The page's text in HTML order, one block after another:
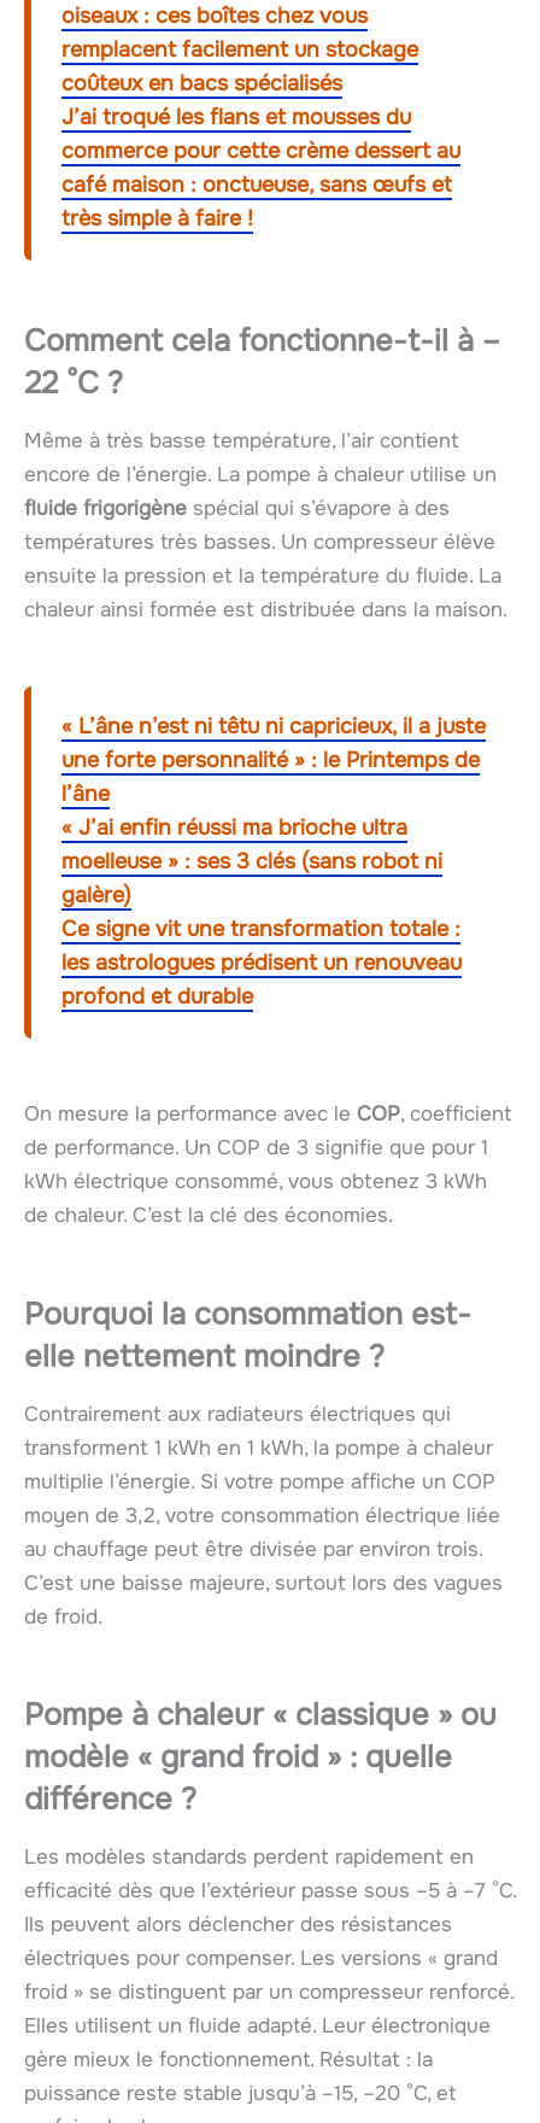
oiseaux : ces boîtes chez vous
remplacent facilement un stockage
coûteux en bacs spécialisés
J’ai troqué les flans et mousses du
commerce pour cette crème dessert au
café maison : onctueuse, sans œufs et
très simple à faire !
Comment cela fonctionne-t-il à –
22 °C ?
Même à très basse température, l’air contient
encore de l’énergie. La pompe à chaleur utilise un
fluide frigorigène spécial qui s’évapore à des
températures très basses. Un compresseur élève
ensuite la pression et la température du fluide. La
chaleur ainsi formée est distribuée dans la maison.
« L’âne n’est ni têtu ni capricieux, il a juste
une forte personnalité » : le Printemps de
l’âne
« J’ai enfin réussi ma brioche ultra
moelleuse » : ses 3 clés (sans robot ni
galère)
Ce signe vit une transformation totale :
les astrologues prédisent un renouveau
profond et durable
On mesure la performance avec le COP, coefficient
de performance. Un COP de 3 signifie que pour 1
kWh électrique consommé, vous obtenez 3 kWh
de chaleur. C’est la clé des économies.
Pourquoi la consommation est-
elle nettement moindre ?
Contrairement aux radiateurs électriques qui
transforment 1 kWh en 1 kWh, la pompe à chaleur
multiplie l’énergie. Si votre pompe affiche un COP
moyen de 3,2, votre consommation électrique liée
au chauffage peut être divisée par environ trois.
C’est une baisse majeure, surtout lors des vagues
de froid.
Pompe à chaleur « classique » ou
modèle « grand froid » : quelle
différence ?
Les modèles standards perdent rapidement en
efficacité dès que l’extérieur passe sous –5 à –7 °C.
Ils peuvent alors déclencher des résistances
électriques pour compenser. Les versions « grand
froid » se distinguent par un compresseur renforcé.
Elles utilisent un fluide adapté. Leur électronique
gère mieux le fonctionnement. Résultat : la
puissance reste stable jusqu’à –15, –20 °C, et